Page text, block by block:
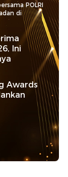
POLRI
di
Ini
Awards